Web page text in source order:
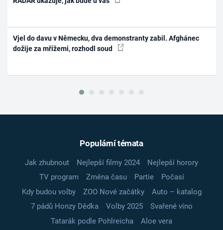
Vjel do davu v Německu, dva demonstranty zabil. Afghánec
dožije za mřížemi, rozhodl soud
Populární témata
Jak zhubnout Nejlepší filmy 2024
Nejlepší horory
TV program
Změna času Partie
Počasí
Kdy budou volby
ZOO Nové začátky
Auto – katalog
7 pádů Honzy Dědka
Volby 2025
Svařené víno
Tatarák podle Pohlreicha
Aloe vera